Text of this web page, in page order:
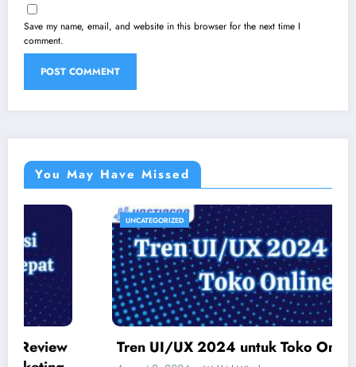
Save my name, email, and website in this browser for the next time I
comment.
You May Have Missed
Tren UI/UX 2024 untuk Toko Online